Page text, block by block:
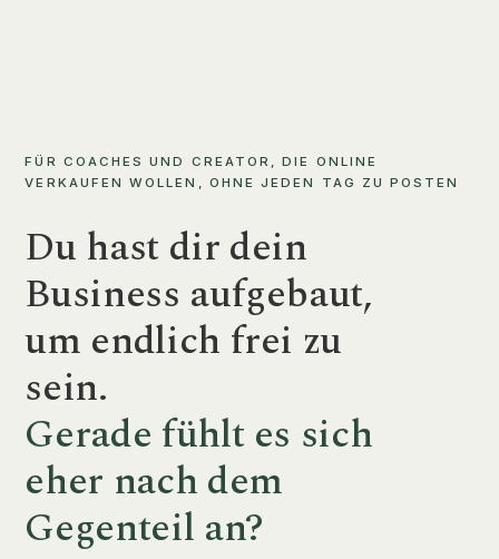
FÜR COACHES UND CREATOR, DIE ONLINE
VERKAUFEN WOLLEN, OHNE JEDEN TAG ZU POSTEN
Du hast dir dein
Business aufgebaut,
um endlich frei zu
sein.
Gerade fühlt es sich
eher nach dem
Gegenteil an?